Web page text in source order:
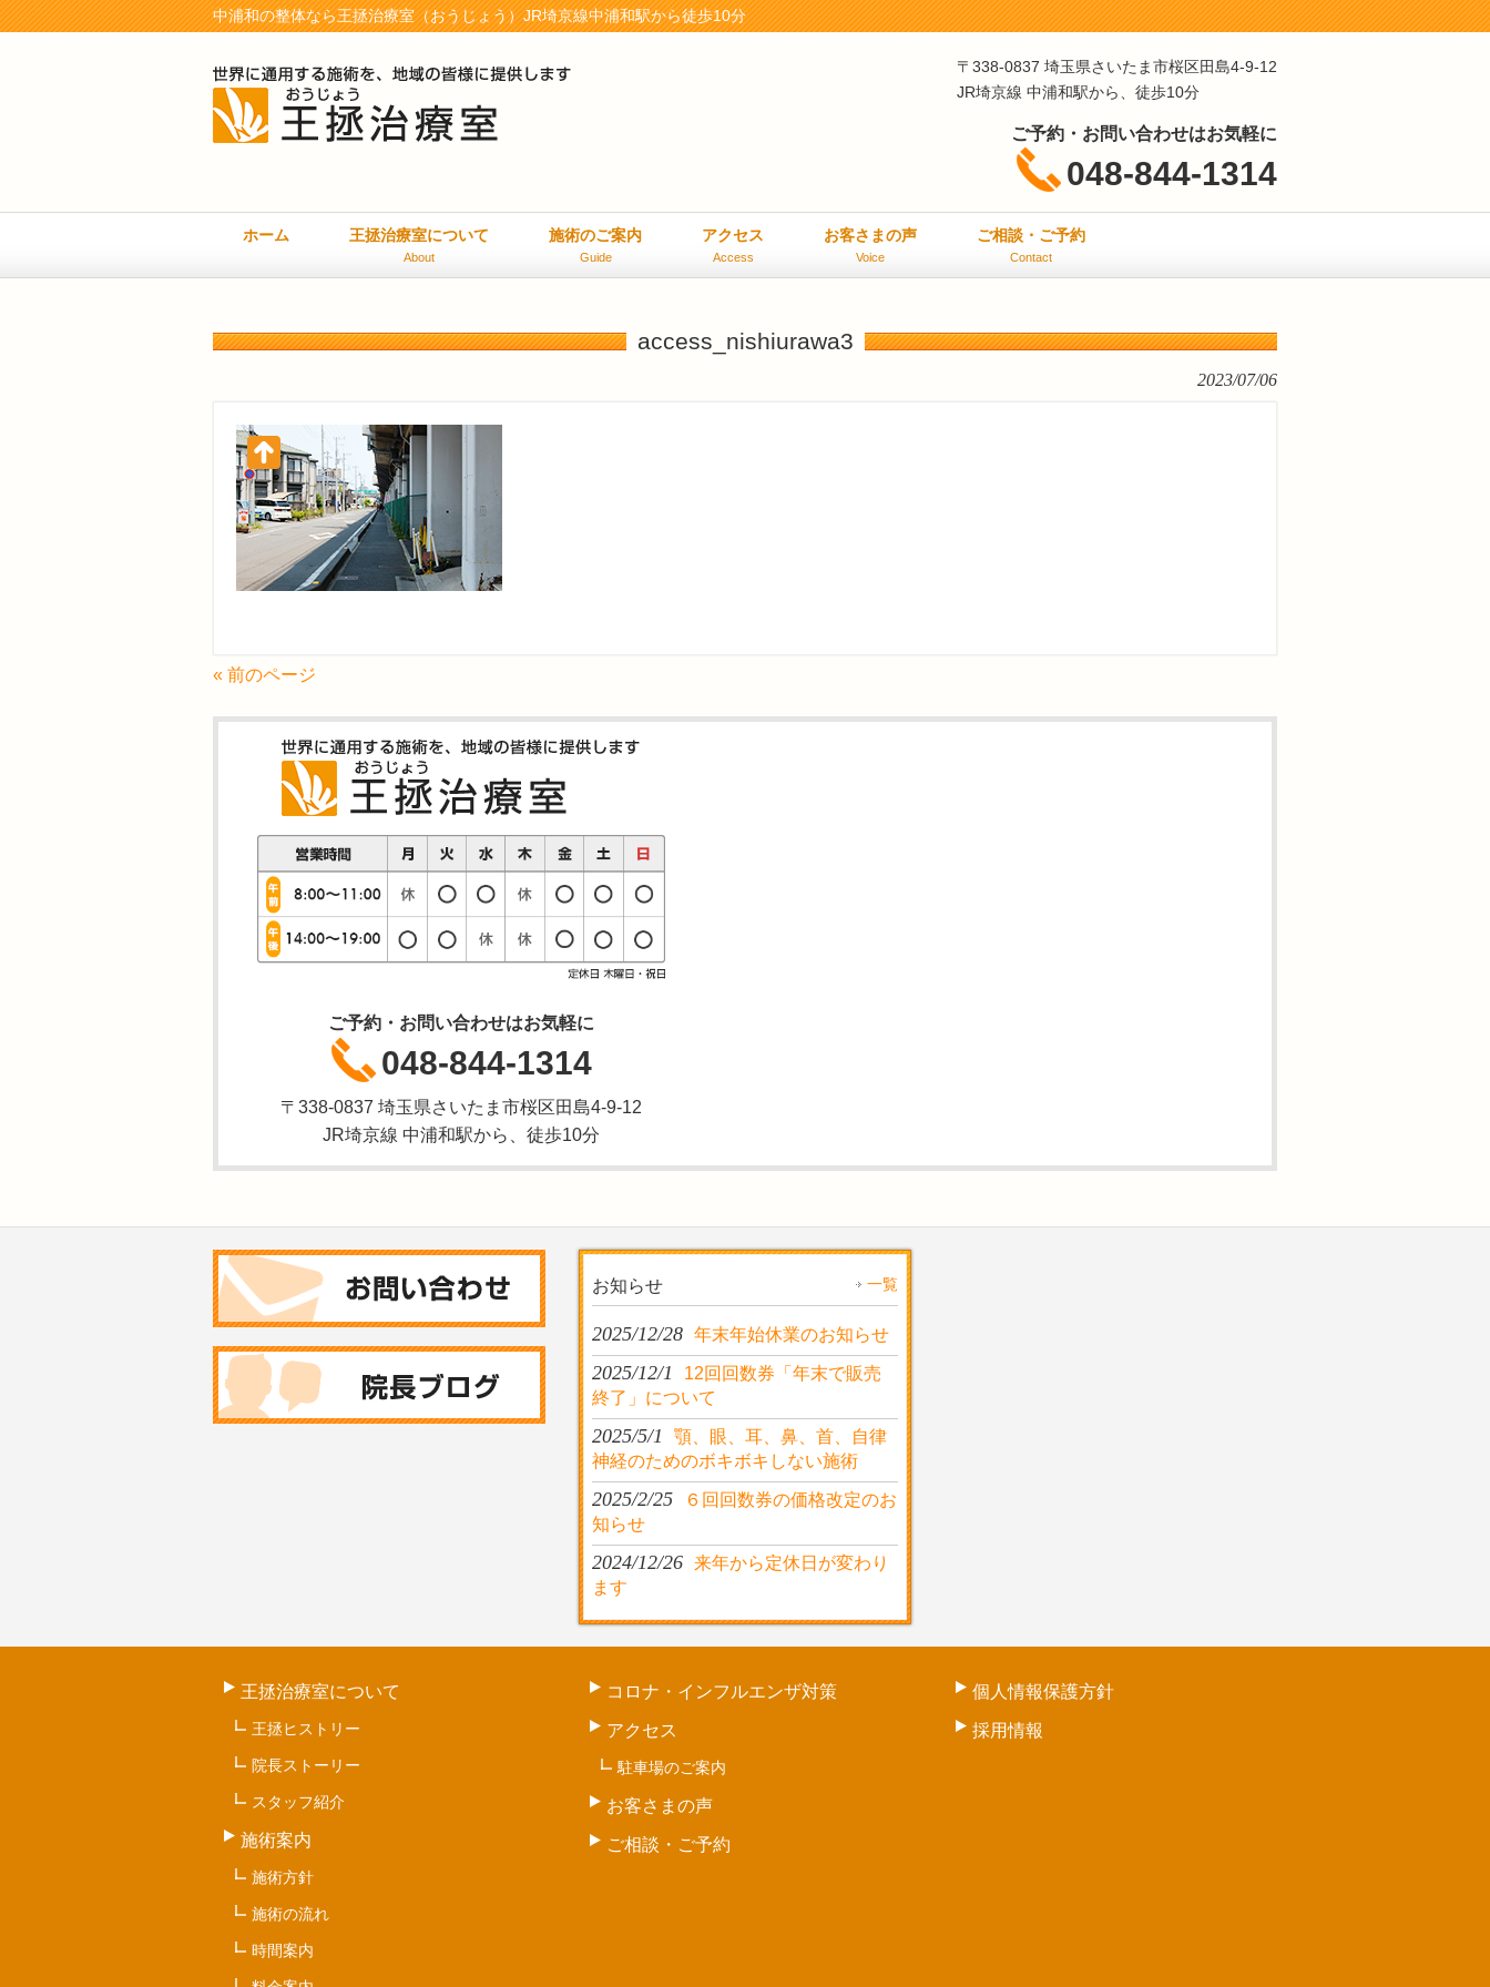
中浦和の整体なら王拯治療室（おうじょう）JR埼京線中浦和駅から徒歩10分
〒338-0837 埼玉県さいたま市桜区田島4-9-12
JR埼京線 中浦和駅から、徒歩10分
ご予約・お問い合わせはお気軽に
048-844-1314
ホーム 王拯治療室について
About
施術のご案内
Guide
アクセス
Access
お客さまの声
Voice
ご相談・ご予約
Contact
access_nishiurawa3
2023/07/06
« 前のページ
ご予約・お問い合わせはお気軽に
048-844-1314
〒338-0837 埼玉県さいたま市桜区田島4-9-12
JR埼京線 中浦和駅から、徒歩10分
お知らせ 一覧
2025/12/28 年末年始休業のお知らせ
2025/12/1
12回回数券「年末で販売
終了」について
2025/5/1
顎、眼、耳、鼻、首、自律
神経のためのボキボキしない施術
2025/2/25
６回回数券の価格改定のお
知らせ
2024/12/26 来年から定休日が変わり
ます
王拯治療室について
王拯ヒストリー
院長ストーリー
スタッフ紹介
施術案内
施術方針
施術の流れ
時間案内
コロナ・インフルエンザ対策
アクセス
駐車場のご案内
お客さまの声
ご相談・ご予約
個人情報保護方針
採用情報